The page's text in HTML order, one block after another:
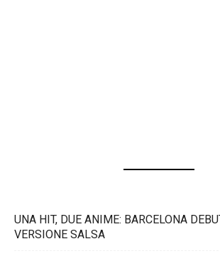
UNA HIT, DUE ANIME: BARCELONA
VERSIONE SALSA